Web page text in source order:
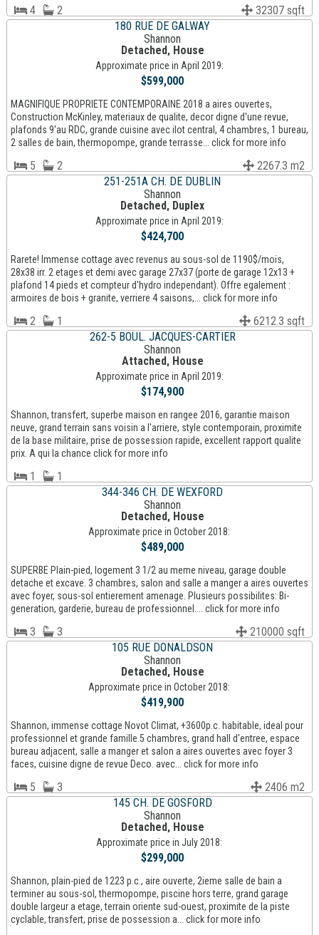
4 2
32307 sqft
180 RUE DE GALWAY
Shannon
Detached, House
Approximate price in April 2019:
$599,000
MAGNIFIQUE PROPRIETE CONTEMPORAINE 2018 a aires ouvertes,
Construction McKinley, materiaux de qualite, decor digne d'une revue,
plafonds 9'au RDC, grande cuisine avec ilot central, 4 chambres, 1 bureau,
2 salles de bain, thermopompe, grande terrasse... click for more info
5 2
2267.3 m2
251-251A CH. DE DUBLIN
Shannon
Detached, Duplex
Approximate price in April 2019:
$424,700
Rarete! Immense cottage avec revenus au sous-sol de 1190$/mois,
28x38 irr. 2 etages et demi avec garage 27x37 (porte de garage 12x13 +
plafond 14 pieds et compteur d'hydro independant). Offre egalement :
armoires de bois + granite, verriere 4 saisons,... click for more info
2 1
6212.3 sqft
262-5 BOUL. JACQUES-CARTIER
Shannon
Attached, House
Approximate price in April 2019:
$174,900
Shannon, transfert, superbe maison en rangee 2016, garantie maison
neuve, grand terrain sans voisin a l'arriere, style contemporain, proximite
de la base militaire, prise de possession rapide, excellent rapport qualite
prix. A qui la chance click for more info
1
1
344-346 CH. DE WEXFORD
Shannon
Detached, House
Approximate price in October 2018:
$489,000
SUPERBE Plain-pied, logement 3 1/2 au meme niveau, garage double
detache et excave. 3 chambres, salon and salle a manger a aires ouvertes
avec foyer, sous-sol entierement amenage. Plusieurs possibilites: Bi-
generation, garderie, bureau de professionnel.... click for more info
3 3
210000 sqft
105 RUE DONALDSON
Shannon
Detached, House
Approximate price in October 2018:
$419,900
Shannon, immense cottage Novot Climat, +3600p.c. habitable, ideal pour
professionnel et grande famille.5 chambres, grand hall d'entree, espace
bureau adjacent, salle a manger et salon a aires ouvertes avec foyer 3
faces, cuisine digne de revue Deco. avec... click for more info
5 3
2406 m2
145 CH. DE GOSFORD
Shannon
Detached, House
Approximate price in July 2018:
$299,000
Shannon, plain-pied de 1223 p.c., aire ouverte, 2ieme salle de bain a
terminer au sous-sol, thermopompe, piscine hors terre, grand garage
double largeur a etage, terrain oriente sud-ouest, proximite de la piste
cyclable, transfert, prise de possession a... click for more info